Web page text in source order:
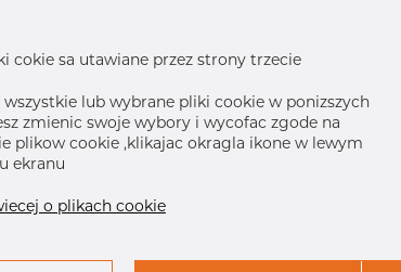
cokie sa utawiane przez strony trzecie
wszystkie lub wybrane pliki cookie w ponizszych
zmienic swoje wybory i wycofac zgode na
plikow cookie ,klikajac okragla ikone w lewym
ekranu
o plikach cookie